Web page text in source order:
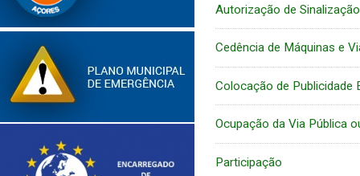
Autorização de
Cedência de Máquinas e
Colocação de Publicidade
Ocupação da Via Pública
Participação